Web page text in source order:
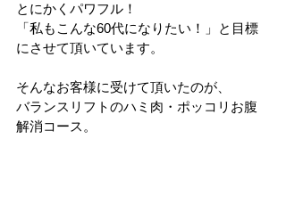
とにかくパワフル！
「私もこんな60代になりたい！」と目標
にさせて頂いています。
そんなお客様に受けて頂いたのが、
バランスリフトのハミ肉・ポッコリお腹
解消コース。